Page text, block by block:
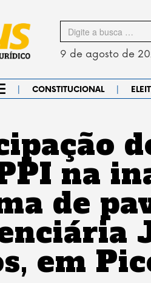
Search
for
9 de agosto de
| CONSTITUCIONAL |
na
de
em